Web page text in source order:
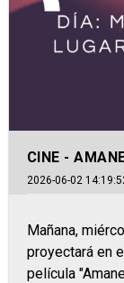
CINE -
2026-06-02
Mañana,
proyectará en
película